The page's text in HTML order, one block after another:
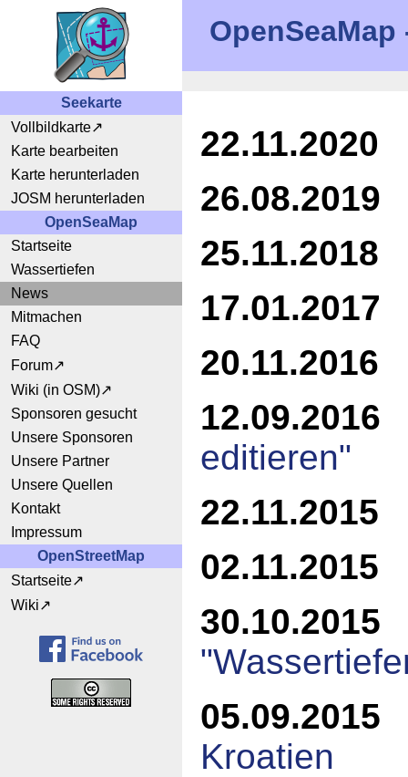
Seekarte
Vollbildkarte
Karte bearbeiten
Karte herunterladen
JOSM herunterladen
OpenSeaMap
Startseite
Wassertiefen
News
Mitmachen
FAQ
Forum
Wiki (in OSM)
Sponsoren gesucht
Unsere Sponsoren
Unsere Partner
Unsere Quellen
Kontakt
Impressum
OpenStreetMap
Startseite
Wiki
22.11.2020
26.08.2019
25.11.2018
17.01.2017
20.11.2016
12.09.2016
editieren"
22.11.2015
02.11.2015
30.10.2015
05.09.2015
Kroatien